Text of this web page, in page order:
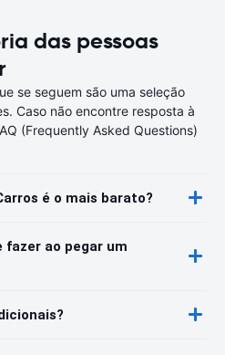
das pessoas
se seguem são uma seleção
Caso não encontre resposta à
(Frequently Asked Questions)
é o mais barato?
fazer ao pegar um